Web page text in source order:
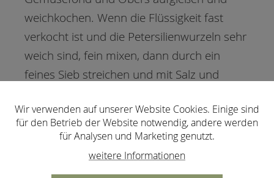
weichkochen. Wenn die Flüssigkeit fast
verkocht ist und die Petersilienwurzeln sehr
weich sind, fein mixen, dann durch ein
feines Sieb streichen und mit Salz und
frittierten Petersilienwurzel-Schalenchips
servieren.
Wir verwenden auf unserer Website Cookies. Einige sind
für den Betrieb der Website notwendig, andere werden
für Analysen und Marketing genutzt.
weitere Informationen